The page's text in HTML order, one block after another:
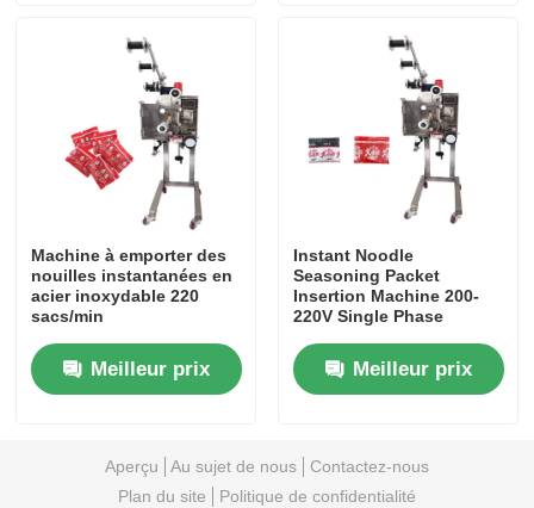
À propos de nous
Visite de l'usine
Contrôle de qualité
Nous contacter
nouvelles
Machines à emballer en rotation
Machine à emporter des
nouilles instantanées en
acier inoxydable 220
sacs/min
Meilleur prix
Instant Noodle
Seasoning Packet
Insertion Machine 200-
220V Single Phase
Meilleur prix
Aperçu Au sujet de nous
Contactez-nous
Plan du site
Politique de confidentialité